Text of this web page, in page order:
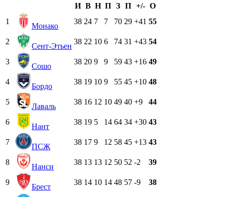
И В Н П З П +/- О
1
Монако
38 24 7 7 70 29 +41 55
2
Сент-Этьен
38 22 10 6 74 31 +43 54
3
Сошо
38 20 9 9 59 43 +16 49
4
Бордо
38 19 10 9 55 45 +10 48
5
Лаваль
38 16 12 10 49 40 +9 44
6
Нант
38 19 5 14 64 34 +30 43
7
ПСЖ
38 17 9 12 58 45 +13 43
8
Нанси
38 13 13 12 50 52 -2 39
9
Брест
38 14 10 14 48 57 -9 38